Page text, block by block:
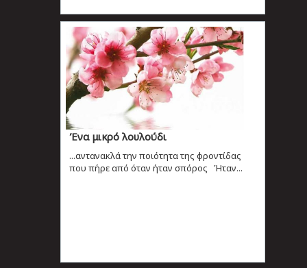
Ένα μικρό λουλούδι
...αντανακλά την ποιότητα της φροντίδας
που πήρε από όταν ήταν σπόρος Ήταν...